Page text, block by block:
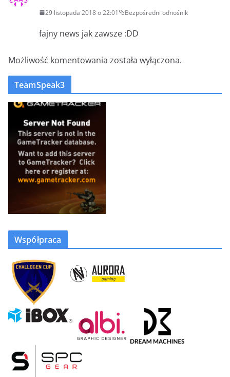
29 listopada 2018 o 22:01 Bezpośredni odnośnik
fajny news jak zawsze :DD
Możliwość komentowania została wyłączona.
TeamSpeak3
Współpraca